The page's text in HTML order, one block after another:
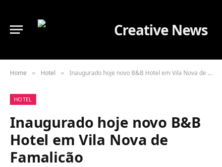
Home » Hotel » Inaugurado hoje novo B&B Hotel em Vila Nova de Famalicão
HOTEL
Inaugurado hoje novo B&B
Hotel em Vila Nova de
Famalicão